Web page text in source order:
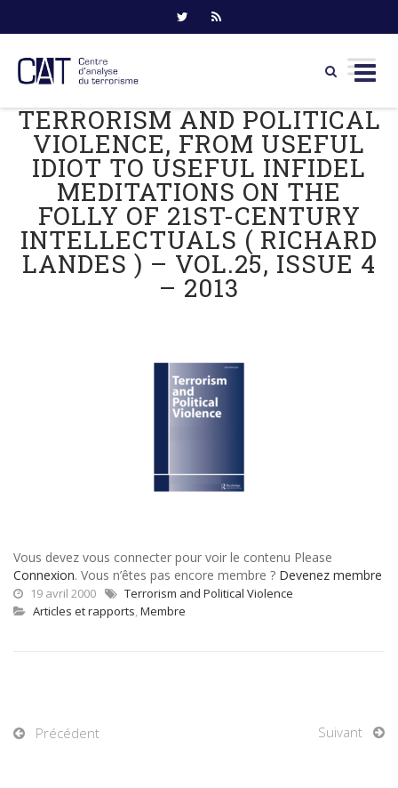
Skip
to
content
TERRORISM AND POLITICAL
VIOLENCE, FROM USEFUL
IDIOT TO USEFUL INFIDEL
MEDITATIONS ON THE
FOLLY OF 21ST-CENTURY
INTELLECTUALS ( RICHARD
LANDES ) – VOL.25, ISSUE 4
– 2013
Vous devez vous connecter pour voir le contenu Please
Connexion. Vous n’êtes pas encore membre ? Devenez membre
19 avril 2000
Terrorism and Political Violence
Articles et rapports, Membre
Précédent Suivant